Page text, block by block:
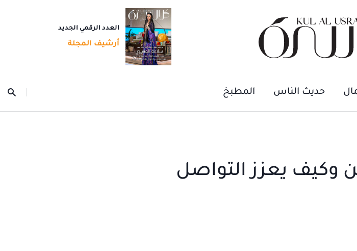
العدد الرقمي الجديد
أرشيف المجلة
حديث الناس المطبخ
وكيف يعزز التواصل